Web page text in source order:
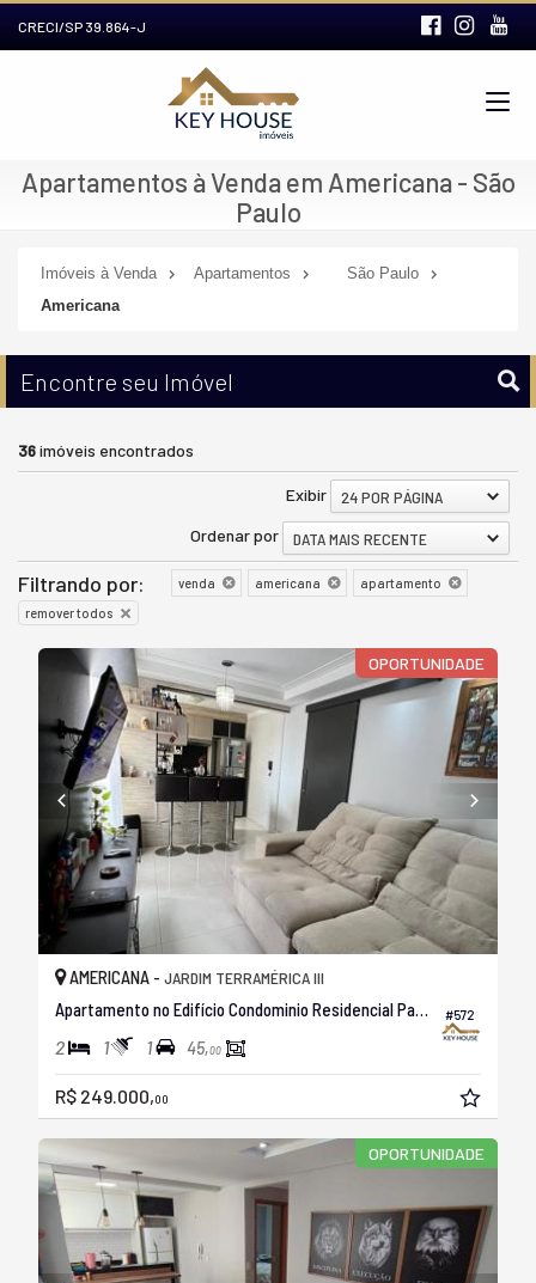
CRECI/SP 39.864-J
Apartamentos à Venda em Americana - São
Paulo
Imóveis à Venda Apartamentos
São Paulo
Americana
Encontre seu Imóvel
36imóveis encontrados
Exibir
24 POR PÁGINA
Ordenar por
DATA MAIS RECENTE
Filtrando por: venda americana
apartamento
remover todos
OPORTUNIDADE
#572
AMERICANA - JARDIM TERRAMÉRICA III
Apartamento no Edifício Condominio Residencial Parque Alliance
2 1 1 45,00
R$ 249.000,00
OPORTUNIDADE